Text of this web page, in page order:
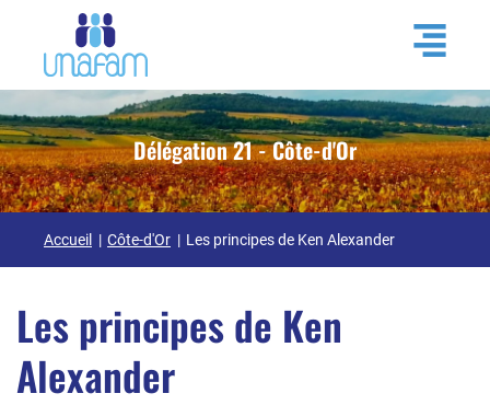
Délégation 21 - Côte-d'Or
Accueil Côte-d'Or Les principes de Ken Alexander
Les principes de Ken
Alexander